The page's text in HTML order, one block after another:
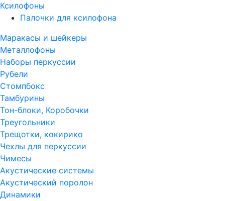
Ксилофоны
Палочки для ксилофона
Маракасы и шейкеры
Металлофоны
Наборы перкуссии
Рубели
Стомпбокс
Тамбурины
Тон-блоки, Коробочки
Треугольники
Трещотки, кокирико
Чехлы для перкуссии
Чимесы
Акустические системы
Акустический поролон
Динамики